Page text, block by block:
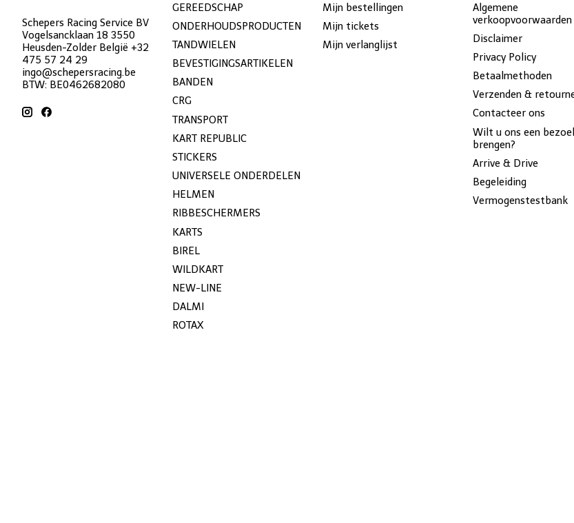
Schepers Racing Service BV
Vogelsancklaan 18 3550
Heusden-Zolder België +32
475 57 24 29
ingo@schepersracing.be
BTW: BE0462682080
GEREEDSCHAP
ONDERHOUDSPRODUCTEN
TANDWIELEN
BEVESTIGINGSARTIKELEN
BANDEN
CRG
TRANSPORT
KART REPUBLIC
STICKERS
UNIVERSELE ONDERDELEN
HELMEN
RIBBESCHERMERS
KARTS
BIREL
WILDKART
NEW-LINE
DALMI
ROTAX
Mijn bestellingen
Mijn tickets
Mijn verlanglijst
Algemene
verkoopvoorwaarden
Disclaimer
Privacy Policy
Betaalmethoden
Verzenden &
Contacteer ons
Wilt u ons een
brengen?
Arrive & Drive
Begeleiding
Vermogenstestbank